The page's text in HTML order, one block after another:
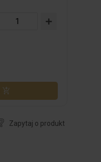
Zapytaj o produkt